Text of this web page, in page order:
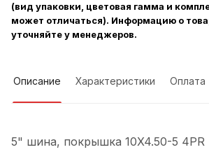
(вид упаковки, цветовая гамма и
может отличаться). Информацию о
уточняйте у менеджеров.
Описание Характеристики Оплата
5" шина, покрышка 10X4.50-5 4PR